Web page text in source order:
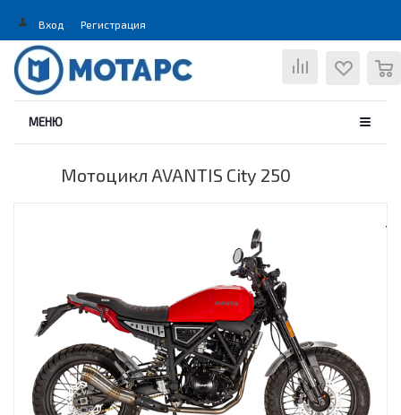
Вход Регистрация
МЕНЮ
Мотоцикл AVANTIS City 250